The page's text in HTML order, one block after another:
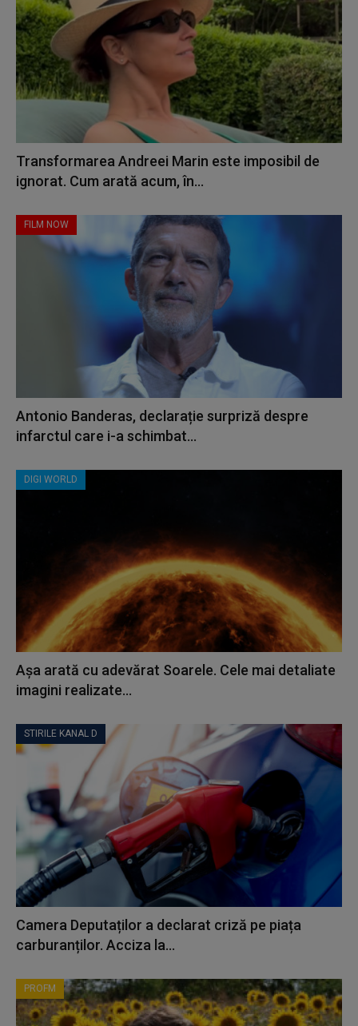
Transformarea Andreei Marin este imposibil de
ignorat. Cum arată acum, în...
FILM NOW
Antonio Banderas, declarație surpriză despre
infarctul care i-a schimbat...
DIGI WORLD
Așa arată cu adevărat Soarele. Cele mai detaliate
imagini realizate...
STIRILE KANAL D
Camera Deputaților a declarat criză pe piața
carburanților. Acciza la...
PROFM